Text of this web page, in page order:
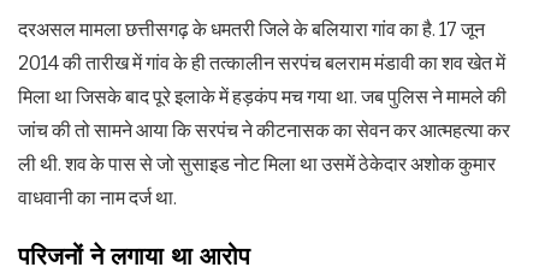
दरअसल मामला छत्तीसगढ़ के धमतरी जिले के बलियारा गांव का है. 17 जून
2014 की तारीख में गांव के ही तत्कालीन सरपंच बलराम मंडावी का शव खेत में
मिला था जिसके बाद पूरे इलाके में हड़कंप मच गया था. जब पुलिस ने मामले की
जांच की तो सामने आया कि सरपंच ने कीटनासक का सेवन कर आत्महत्या कर
ली थी. शव के पास से जो सुसाइड नोट मिला था उसमें ठेकेदार अशोक कुमार
वाधवानी का नाम दर्ज था.
परिजनों ने लगाया था आरोप